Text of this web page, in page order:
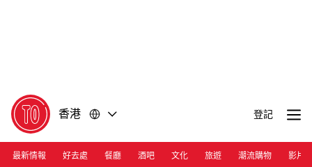
香港 登記
最新情報 好去處 餐廳 酒吧 文化 旅遊 潮流購物 影片
Photograph: TA